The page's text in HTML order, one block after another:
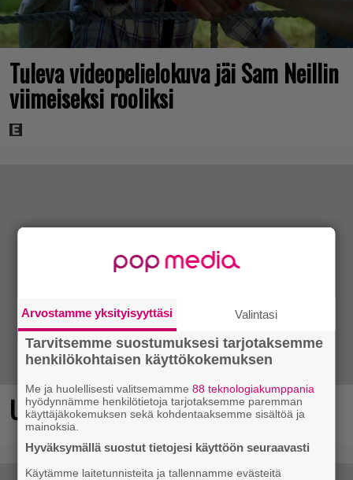
Tuleva videopelielokuva jäi Sam Neillin
viimeiseksi rooliksi
Ubisoftin hittipeli saapui Steamiin
Arvostamme yksityisyyttäsi Valintasi
Tarvitsemme suostumuksesi tarjotaksemme
henkilökohtaisen käyttökokemuksen
Me ja huolellisesti valitsemamme88 teknologiakumppania
hyödynnämme henkilötietoja tarjotaksemme paremman
käyttäjäkokemuksen sekä kohdentaaksemme sisältöä ja
mainoksia.
Hyväksymällä suostut tietojesi käyttöön seuraavasti
Käytämme laitetunnisteita ja tallennamme evästeitä